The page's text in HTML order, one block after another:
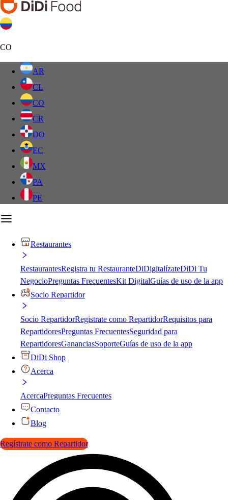
CO
AR
CL
CO
CR
DO
EC
MX
PA
PE
Restaurantes
RestaurantesRegistra tu RestauranteDiDigitalízateDiDi Tu
NegocioPreguntas FrecuentesKit DigitalGuías de uso de la app
Socio Repartidor
Socio RepartidorRegistrate como RepartidorRequisitos para
RepartidoresPreguntas FrecuentesSeguridad para
RepartidoresGananciasSoporteGuías de uso de la app
DiDi Shop
Acerca
AcercaPreguntas Frecuentes
Contacto
Blog
Regístrate como Repartidor